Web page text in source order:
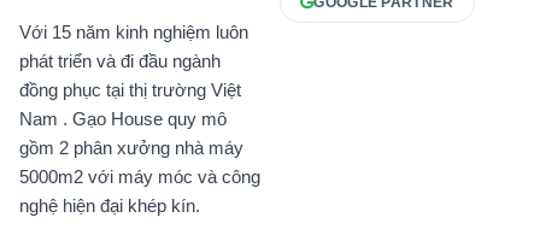
Với 15 năm kinh nghiệm luôn
phát triển và đi đầu ngành
đồng phục tại thị trường Việt
Nam . Gạo House quy mô
gồm 2 phân xưởng nhà máy
5000m2 với máy móc và công
nghệ hiện đại khép kín.